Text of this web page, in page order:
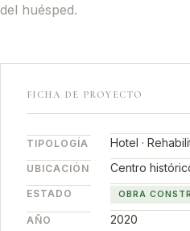
del huésped.
FICHA DE PROYECTO
TIPOLOGÍA Hotel ·
UBICACIÓN Centro
ESTADO OBRA
AÑO 2020